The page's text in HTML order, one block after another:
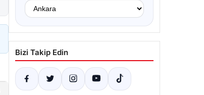
Bizi Takip Edin